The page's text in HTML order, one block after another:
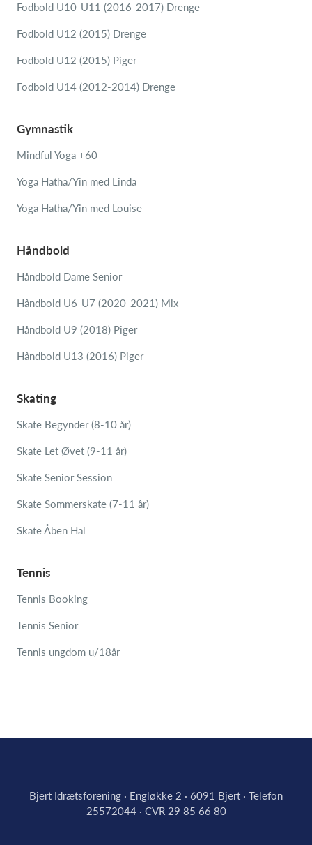
Fodbold U10-U11 (2016-2017) Drenge
Fodbold U12 (2015) Drenge
Fodbold U12 (2015) Piger
Fodbold U14 (2012-2014) Drenge
Gymnastik
Mindful Yoga +60
Yoga Hatha/Yin med Linda
Yoga Hatha/Yin med Louise
Håndbold
Håndbold Dame Senior
Håndbold U6-U7 (2020-2021) Mix
Håndbold U9 (2018) Piger
Håndbold U13 (2016) Piger
Skating
Skate Begynder (8-10 år)
Skate Let Øvet (9-11 år)
Skate Senior Session
Skate Sommerskate (7-11 år)
Skate Åben Hal
Tennis
Tennis Booking
Tennis Senior
Tennis ungdom u/18år
Bjert Idrætsforening · Engløkke 2 · 6091 Bjert · Telefon
25572044 · CVR 29 85 66 80